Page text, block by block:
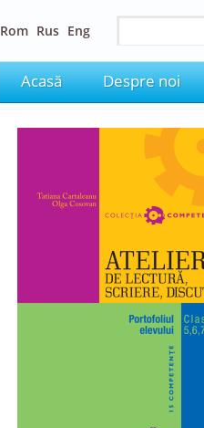
Rom Rus Eng
Acasă Despre noi